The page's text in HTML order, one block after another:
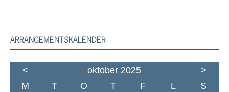
ARRANGEMENTSKALENDER
< oktober 2025
>
M
T O T F L
S